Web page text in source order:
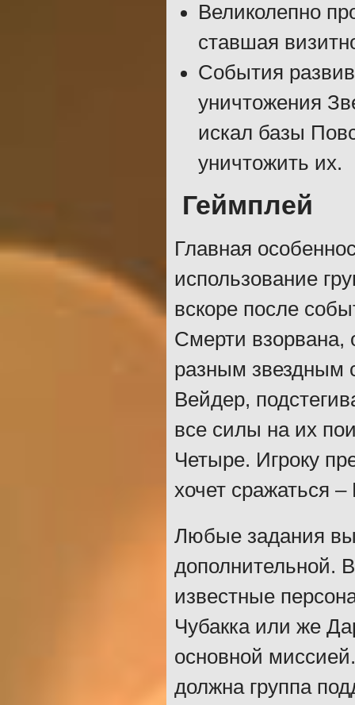
Великолепно
ставшая
События
уничтожения
искал базы
уничтожить их.
Геймплей
Главная
использование
вскоре после
Смерти взорвана,
разным звездным
Вейдер,
все силы на их
Четыре. Игроку
хочет сражаться
Любые задания
дополнительной.
известные
Чубакка или же
основной
должна группа